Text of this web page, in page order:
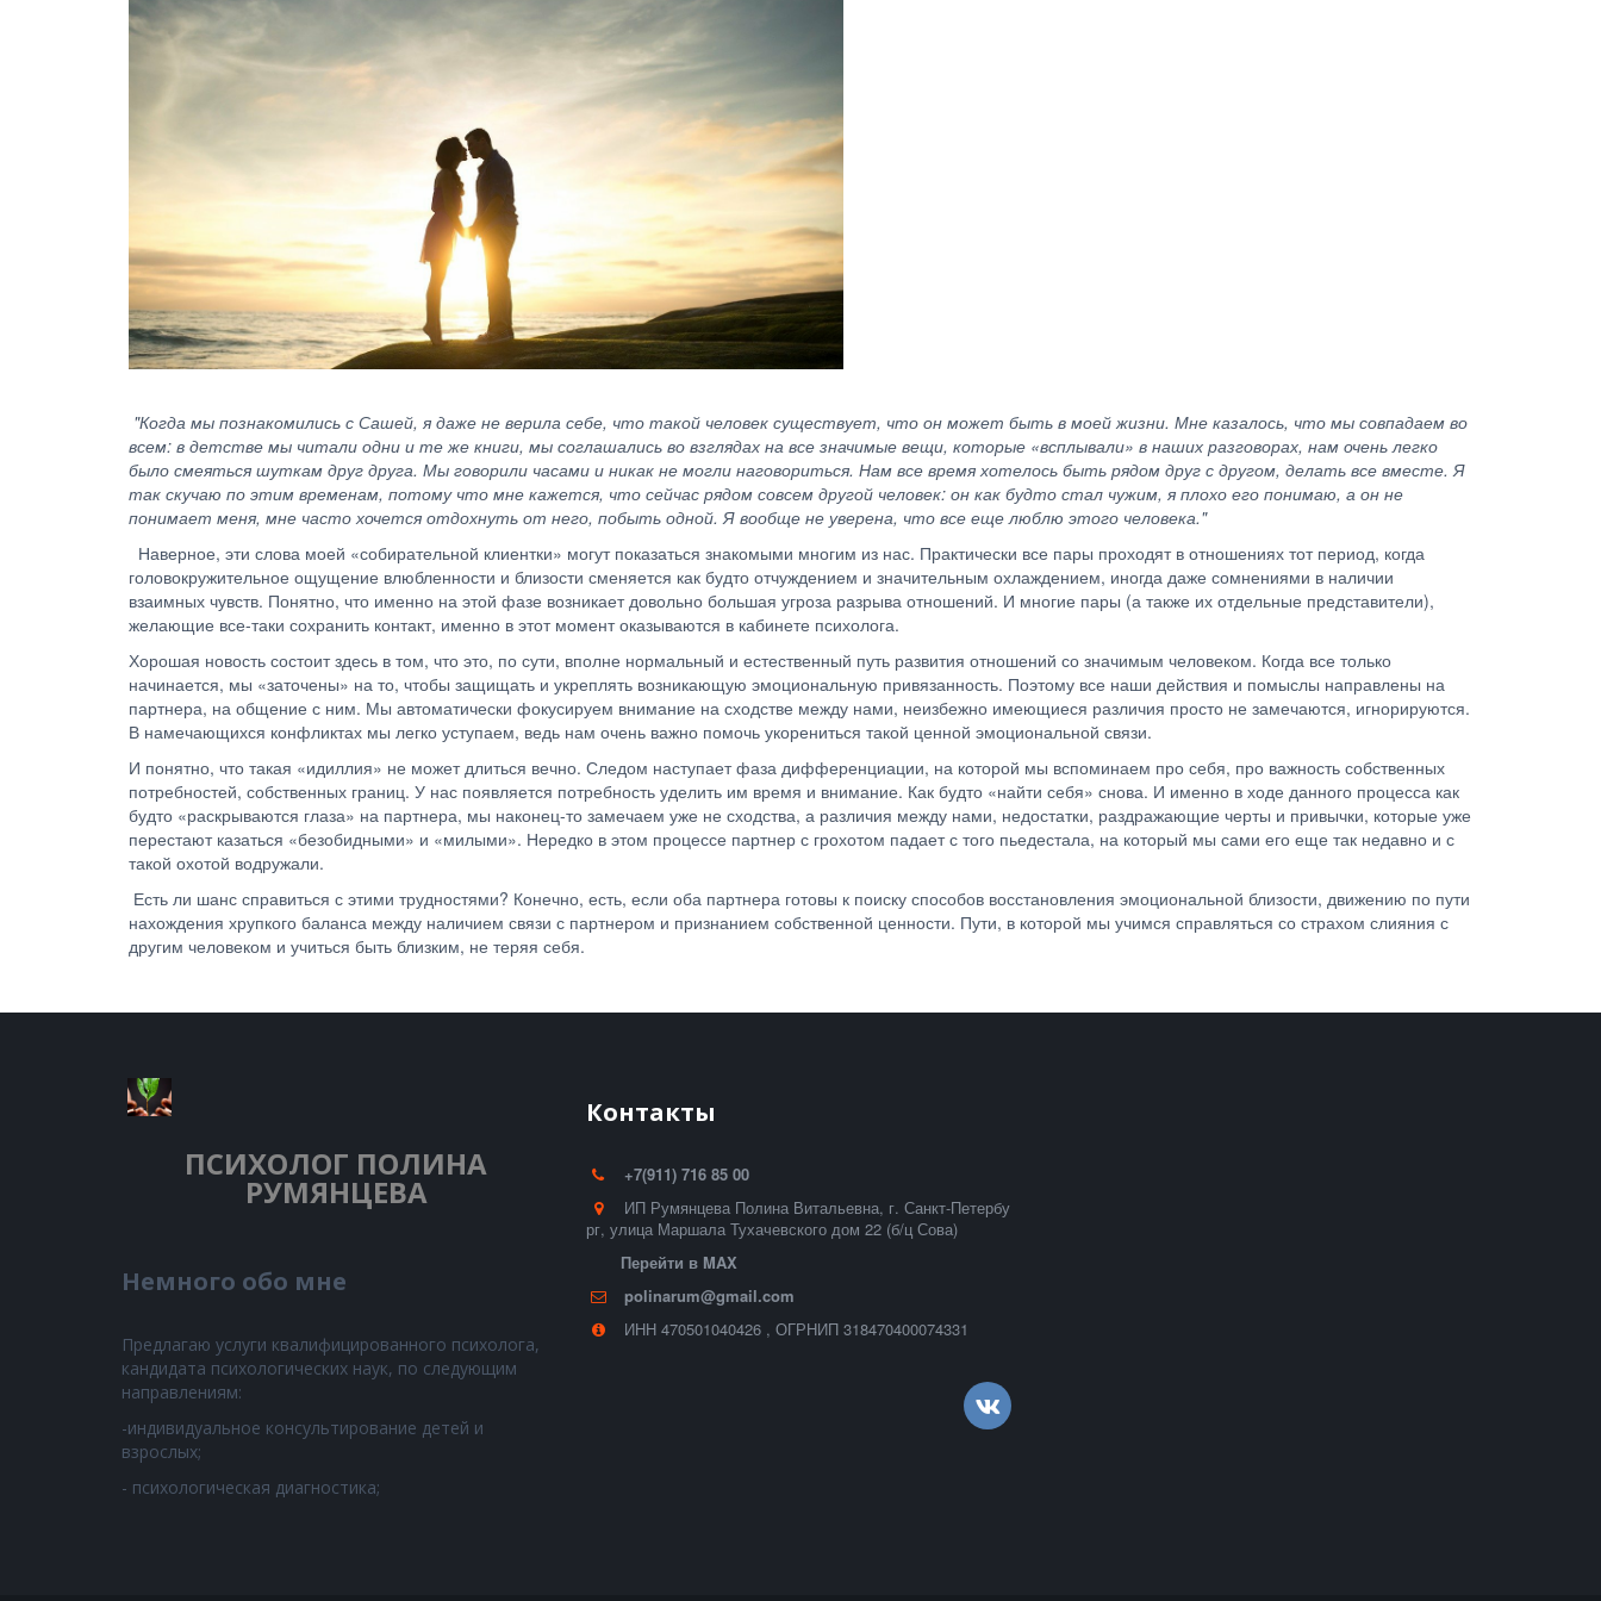
"Когда мы познакомились с Сашей, я даже не верила себе, что такой человек существует, что он может быть в моей жизни. Мне казалось, что мы совпадаем во
всем: в детстве мы читали одни и те же книги, мы соглашались во взглядах на все значимые вещи, которые «всплывали» в наших разговорах, нам очень легко
было смеяться шуткам друг друга. Мы говорили часами и никак не могли наговориться. Нам все время хотелось быть рядом друг с другом, делать все вместе. Я
так скучаю по этим временам, потому что мне кажется, что сейчас рядом совсем другой человек: он как будто стал чужим, я плохо его понимаю, а он не
понимает меня, мне часто хочется отдохнуть от него, побыть одной. Я вообще не уверена, что все еще люблю этого человека."
Наверное, эти слова моей «собирательной клиентки» могут показаться знакомыми многим из нас. Практически все пары проходят в отношениях тот период, когда
головокружительное ощущение влюбленности и близости сменяется как будто отчуждением и значительным охлаждением, иногда даже сомнениями в наличии
взаимных чувств. Понятно, что именно на этой фазе возникает довольно большая угроза разрыва отношений. И многие пары (а также их отдельные представители),
желающие все-таки сохранить контакт, именно в этот момент оказываются в кабинете психолога.
Хорошая новость состоит здесь в том, что это, по сути, вполне нормальный и естественный путь развития отношений со значимым человеком. Когда все только
начинается, мы «заточены» на то, чтобы защищать и укреплять возникающую эмоциональную привязанность. Поэтому все наши действия и помыслы направлены на
партнера, на общение с ним. Мы автоматически фокусируем внимание на сходстве между нами, неизбежно имеющиеся различия просто не замечаются, игнорируются.
В намечающихся конфликтах мы легко уступаем, ведь нам очень важно помочь укорениться такой ценной эмоциональной связи.
И понятно, что такая «идиллия» не может длиться вечно. Следом наступает фаза дифференциации, на которой мы вспоминаем про себя, про важность собственных
потребностей, собственных границ. У нас появляется потребность уделить им время и внимание. Как будто «найти себя» снова. И именно в ходе данного процесса как
будто «раскрываются глаза» на партнера, мы наконец-то замечаем уже не сходства, а различия между нами, недостатки, раздражающие черты и привычки, которые уже
перестают казаться «безобидными» и «милыми». Нередко в этом процессе партнер с грохотом падает с того пьедестала, на который мы сами его еще так недавно и с
такой охотой водружали.
Есть ли шанс справиться с этими трудностями? Конечно, есть, если оба партнера готовы к поиску способов восстановления эмоциональной близости, движению по пути
нахождения хрупкого баланса между наличием связи с партнером и признанием собственной ценности. Пути, в которой мы учимся справляться со страхом слияния с
другим человеком и учиться быть близким, не теряя себя.
ПСИХОЛОГ ПОЛИНА
РУМЯНЦЕВА
Немного обо мне
Предлагаю услуги квалифицированного психолога,
кандидата психологических наук, по следующим
направлениям:
-индивидуальное консультирование детей и
взрослых;
- психологическая диагностика;
Контакты
+7(911) 716 85 00
ИП Румянцева Полина Витальевна, г. Санкт-Петербу
рг, улица Маршала Тухачевского дом 22 (б/ц Сова)
Перейти в MAX
polinarum@gmail.com
ИНН 470501040426 , ОГРНИП 318470400074331